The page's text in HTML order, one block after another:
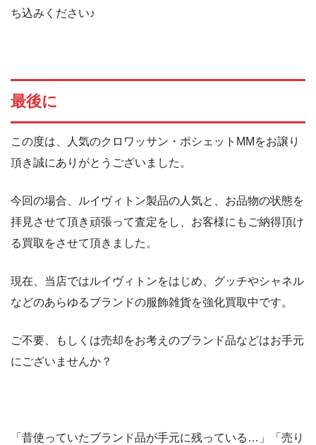
ち込みください♪
最後に
この度は、人気のクロワッサン・ポシェットMMをお譲り
頂き誠にありがとうございました。
今回の場合、ルイヴィトン製品の人気と、お品物の状態を
拝見させて頂き頑張って査定をし、お客様にもご納得頂け
る買取をさせて頂きました。
現在、当店ではルイヴィトンをはじめ、グッチやシャネル
などのあらゆるブランドの服飾雑貨を強化買取中です。
ご不要、もしくは売却をお考えのブランド品などはお手元
にございませんか？
「昔使っていたブランド品が手元に残っている…」「売り